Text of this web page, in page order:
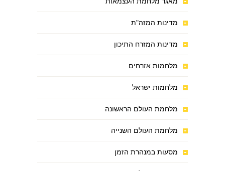
מדינות המזה"ת
מדינות המזרח התיכון
מלחמות אזרחים
מלחמות ישראל
מלחמת העולם הראשונה
מלחמת העולם השנייה
מסעות במנהרת הזמן